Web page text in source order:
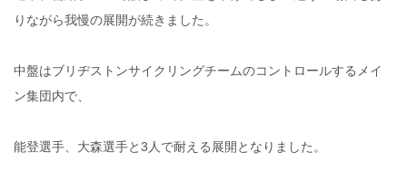
りながら我慢の展開が続きました。
中盤はブリヂストンサイクリングチームのコントロールするメイ
ン集団内で、
能登選手、大森選手と3人で耐える展開となりました。